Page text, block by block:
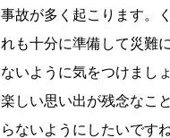
事故が多く起こります。
れも十分に準備して災難
ないように気をつけましょ
楽しい思い出が残念なこ
らないようにしたいですね